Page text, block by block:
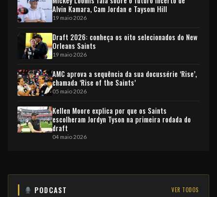
Alvin Kamara, Cam Jordan e Taysom Hill
19 maio 2026
Draft 2026: conheça os oito selecionados do New
Orleans Saints
19 maio 2026
AMC aprova a sequência da sua docussérie ‘Rise’,
chamada ‘Rise of the Saints’
05 maio 2026
Kellen Moore explica por que os Saints
escolheram Jordyn Tyson na primeira rodada do
draft
04 maio 2026
PODCAST VER TODOS